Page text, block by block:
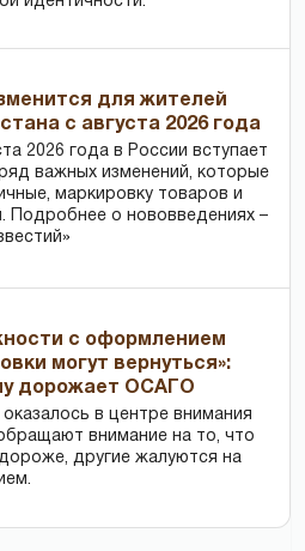
для жителей
с августа 2026 года
2026 года в России вступает
важных изменений, которые
маркировку товаров и
Подробнее о нововведениях –
с оформлением
могут вернуться»:
дорожает ОСАГО
в центре внимания
внимание на то, что
другие жалуются на